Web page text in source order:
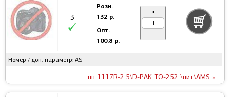
Номер / доп. параметр: AS
пп 1117R-2.5\D-PAK TO-252 \пит\AMS »
3
Розн.
132 р.
Опт.
100.8 р.
+
-